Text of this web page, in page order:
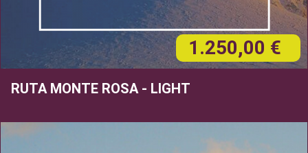
1.250,00 €
RUTA MONTE ROSA - LIGHT